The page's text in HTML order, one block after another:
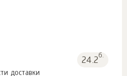
24.2б.
доставки